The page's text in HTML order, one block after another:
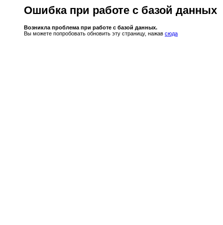
Ошибка при работе с базой данных
Возникла проблема при работе с базой данных.
Вы можете попробовать обновить эту страницу, нажав сюда